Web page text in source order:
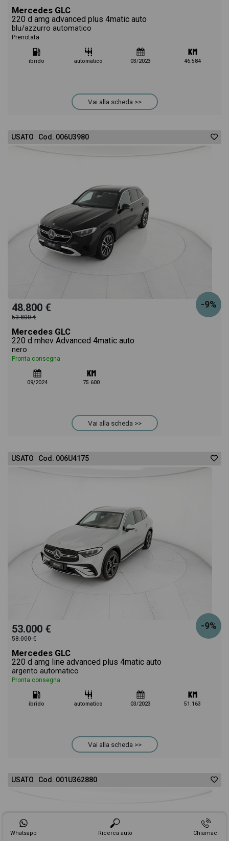
Mercedes GLC
220 d amg advanced plus 4matic auto
blu/azzurro automatico
Prenotata
ibrido automatico 03/2023 46.584
Vai alla scheda >>
USATO Cod. 006U3980
-9%
48.800 €
53.800 €
Mercedes GLC
220 d mhev Advanced 4matic auto
nero
Pronta consegna
09/2024 75.600
Vai alla scheda >>
USATO Cod. 006U4175
-9%
53.000 €
58.000 €
Mercedes GLC
220 d amg line advanced plus 4matic auto
argento automatico
Pronta consegna
ibrido automatico 03/2023 51.163
Vai alla scheda >>
USATO Cod. 001U362880
Whatsapp Ricerca auto Chiamaci